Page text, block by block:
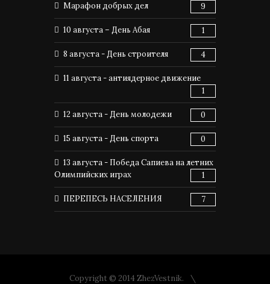
Марафон добрых дел 9
10 августа – День Абая 1
8 августа - День строителя 4
11 августа - антиядерное движение
1
12 августа - День молодежи 0
15 августа - День спорта 0
13 августа - Победа Сапиева на летних
Олимпийских играх
1
ПЕРЕПЕСЬ НАСЕЛЕНИЯ 7
Copyright © 2014 ZhezVestnik.